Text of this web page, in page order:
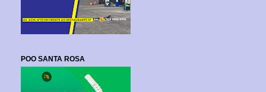
POO SANTA ROSA